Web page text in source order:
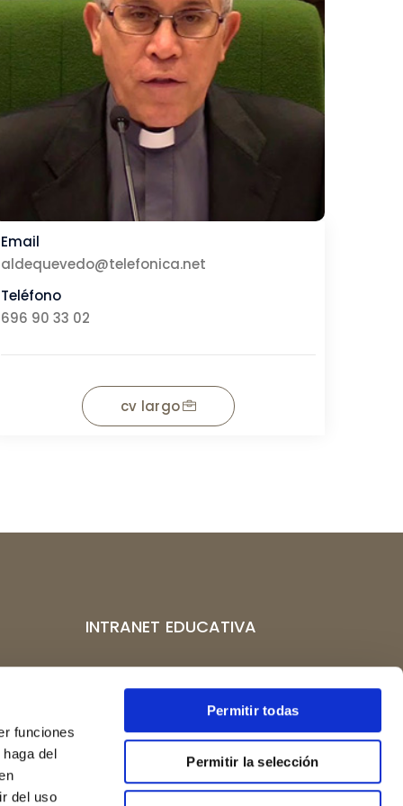
funciones
del
del uso
Permitir todas
Permitir la selección
Email
aldequevedo@telefonica.net
Teléfono
696 90 33 02
cv largo
INTRANET EDUCATIVA
CENTROS AFILIADOS